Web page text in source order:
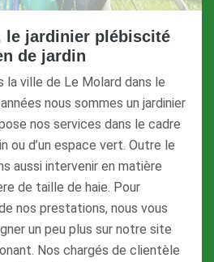
le jardinier plébiscité
de jardin
la ville de Le Molard dans le
nous sommes un jardinier
nos services dans le cadre
ou d’un espace vert. Outre le
aussi intervenir en matière
de taille de haie. Pour
nos prestations, nous vous
un peu plus sur notre site
Nos chargés de clientèle